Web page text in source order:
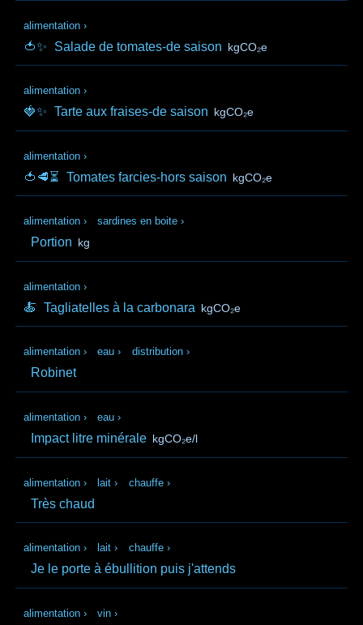
alimentation ›
🍅✨ Salade de tomates-de saison kgCO₂e
alimentation ›
🍓✨ Tarte aux fraises-de saison kgCO₂e
alimentation ›
🍅🥩⏳ Tomates farcies-hors saison kgCO₂e
alimentation › sardines en boite ›
Portion kg
alimentation ›
🍝 Tagliatelles à la carbonara kgCO₂e
alimentation › eau › distribution ›
Robinet
alimentation › eau ›
Impact litre minérale kgCO₂e/l
alimentation › lait › chauffe ›
Très chaud
alimentation › lait › chauffe ›
Je le porte à ébullition puis j'attends
alimentation › vin ›